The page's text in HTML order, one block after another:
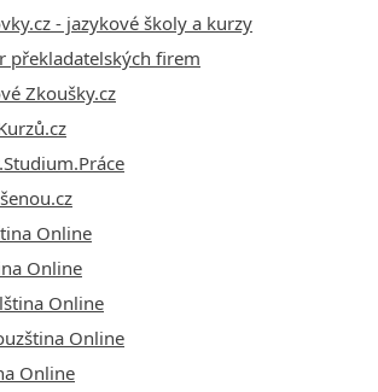
- jazykové školy a kurzy
překladatelských firem
Zkoušky.cz
Online
Online
Online
Online
Online